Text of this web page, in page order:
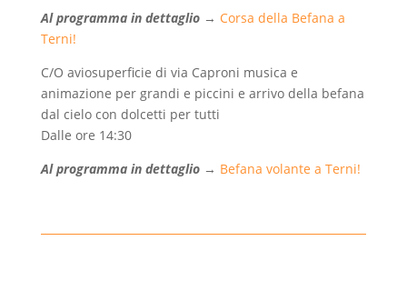
Al programma in dettaglio→ Corsa della Befana a
Terni!
C/O aviosuperficie di via Caproni musica e
animazione per grandi e piccini e arrivo della befana
dal cielo con dolcetti per tutti
Dalle ore 14:30
Al programma in dettaglio→ Befana volante a Terni!